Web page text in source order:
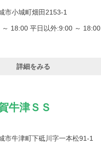
市小城町畑田2153-1
～ 18:00 平日以外:9:00 ～ 18:00
詳細をみる
牛津ＳＳ
市牛津町下砥川字一本松91-1